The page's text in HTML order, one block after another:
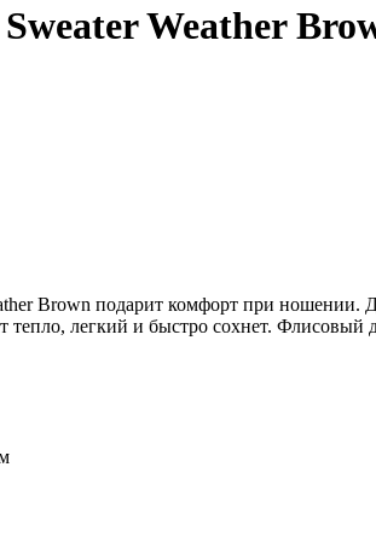
Weather
Brown подарит комфорт при ношении.
тепло, легкий и быстро сохнет.